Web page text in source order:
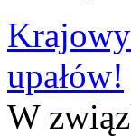
upałów!
W